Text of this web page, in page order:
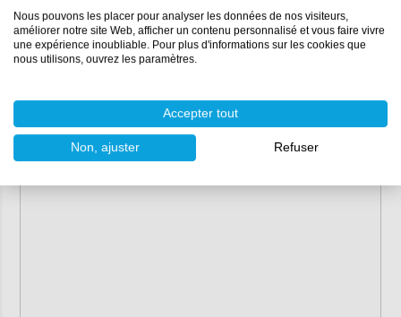
Nous pouvons les placer pour analyser les données de nos visiteurs,
améliorer notre site Web, afficher un contenu personnalisé et vous faire vivre
une expérience inoubliable. Pour plus d'informations sur les cookies que
nous utilisons, ouvrez les paramètres.
Accepter tout
Non, ajuster Refuser